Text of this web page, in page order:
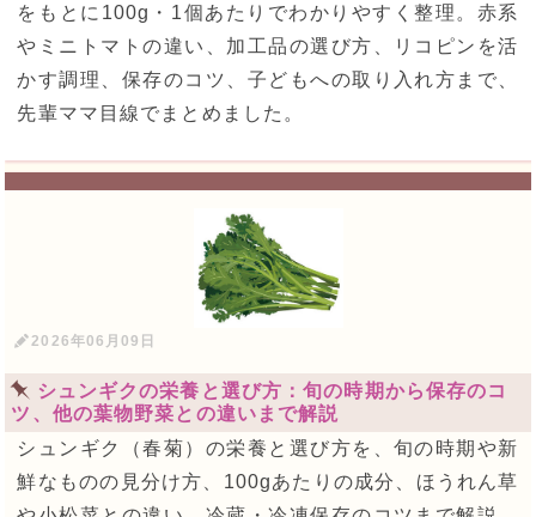
をもとに100g・1個あたりでわかりやすく整理。赤系
やミニトマトの違い、加工品の選び方、リコピンを活
かす調理、保存のコツ、子どもへの取り入れ方まで、
先輩ママ目線でまとめました。
2026年06月09日
シュンギクの栄養と選び方：旬の時期から保存のコ
ツ、他の葉物野菜との違いまで解説
シュンギク（春菊）の栄養と選び方を、旬の時期や新
鮮なものの見分け方、100gあたりの成分、ほうれん草